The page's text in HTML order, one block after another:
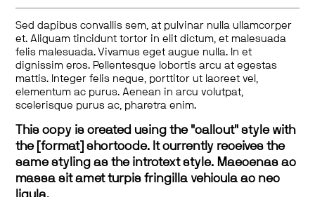
Sed dapibus convallis sem, at pulvinar nulla ullamcorper
et. Aliquam tincidunt tortor in elit dictum, et malesuada
felis malesuada. Vivamus eget augue nulla. In et
dignissim eros. Pellentesque lobortis arcu at egestas
mattis. Integer felis neque, porttitor ut laoreet vel,
elementum ac purus. Aenean in arcu volutpat,
scelerisque purus ac, pharetra enim.
This copy is created using the "callout" style with
the [format] shortcode. It currently receives the
same styling as the introtext style. Maecenas ac
massa sit amet turpis fringilla vehicula ac nec